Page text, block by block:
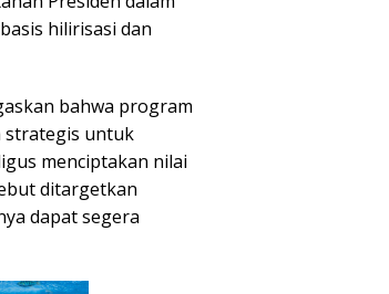
hilirisasi dan
bahwa program
strategis untuk
menciptakan nilai
ditargetkan
dapat segera